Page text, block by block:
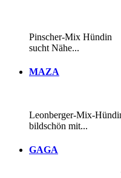
Pinscher-Mix Hündin
sucht Nähe...
MAZA
Leonberger-Mix-
bildschön mit...
GAGA